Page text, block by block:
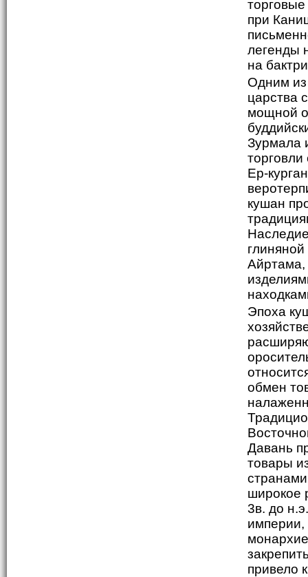
при
легенды
на
Одним из
царства
мощной
Зурмала
Ер-
кушан
Эпоха
обмен
Давань
товары
широкое
3в. до
привело